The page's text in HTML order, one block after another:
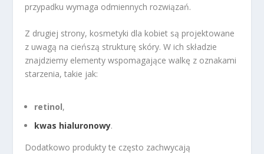
przypadku wymaga odmiennych rozwiązań.
Z drugiej strony, kosmetyki dla kobiet są projektowane
z uwagą na cieńszą strukturę skóry. W ich składzie
znajdziemy elementy wspomagające walkę z oznakami
starzenia, takie jak:
retinol,
kwas hialuronowy.
Dodatkowo produkty te często zachwycają